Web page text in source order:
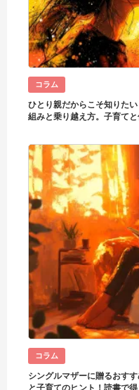
コラム
ひとり親だからこそ知りた
組みと乗り越え方。子育て
コラム
シングルマザーに贈るおす
と子育てのヒント！読書で